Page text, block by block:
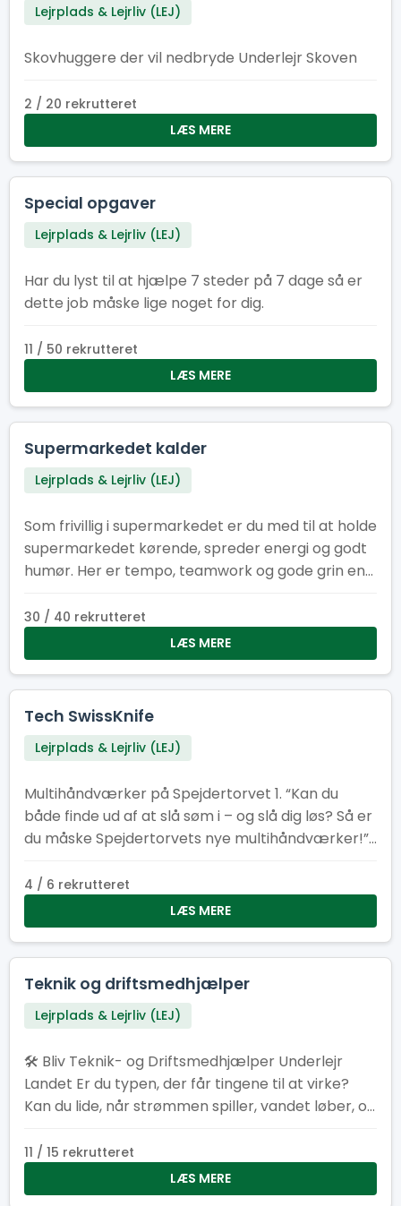
Lejrplads & Lejrliv (LEJ)
Skovhuggere der vil nedbryde Underlejr Skoven
2 / 20 rekrutteret
LÆS MERE
Special opgaver
Lejrplads & Lejrliv (LEJ)
Har du lyst til at hjælpe 7 steder på 7 dage så er
dette job måske lige noget for dig.
11 / 50 rekrutteret
LÆS MERE
Supermarkedet kalder
Lejrplads & Lejrliv (LEJ)
Som frivillig i supermarkedet er du med til at holde
supermarkedet kørende, spreder energi og godt
humør. Her er tempo, teamwork og gode grin en
hylderne er fyldt med energi om formiddagen og
30 / 40 rekrutteret
LÆS MERE
Tech SwissKnife
Lejrplads & Lejrliv (LEJ)
Multihåndværker på Spejdertorvet 1. “Kan du
både finde ud af at slå søm i – og slå dig løs? Så er
du måske Spejdertorvets nye multihåndværker!”
lyst til at bruge den? Vi søger en frivillig
altmulig‑helt til Spejdertorvet.” 3. “Er du typen der
elsker duften af savsmuld om morgenen? Bliv
endnu federe!” 4. “Multihåndværker søges! Løn:
Kaffe, godt selskab og følelsen af at være dagens
helt.” 5. “Kan du fikse ting, der knirker, knager eller
4 / 6 rekrutteret
LÆS MERE
Teknik og driftsmedhjælper
Lejrplads & Lejrliv (LEJ)
🛠️ Bliv Teknik- og Driftsmedhjælper Underlejr
Landet Er du typen, der får tingene til at virke?
Kan du lide, når strømmen spiller, vandet løber, og
driftsmedhjælper bliver du en del af holdet bag
kulisserne, der får lejren til at hænge sammen.
11 / 15 rekrutteret
LÆS MERE